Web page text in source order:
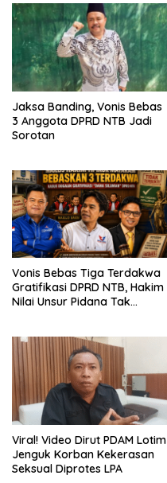
Jaksa Banding, Vonis Bebas
3 Anggota DPRD NTB Jadi
Sorotan
Vonis Bebas Tiga Terdakwa
Gratifikasi DPRD NTB, Hakim
Nilai Unsur Pidana Tak
Viral! Video Dirut PDAM Lotim
Jenguk Korban Kekerasan
Seksual Diprotes LPA